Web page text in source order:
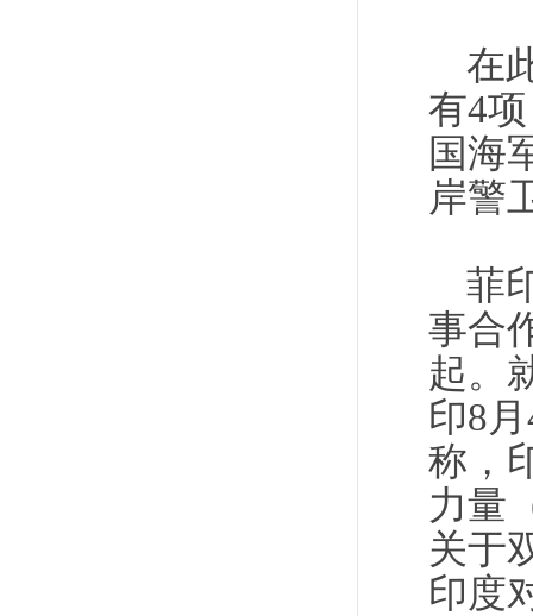
在
有4
国海
岸警
菲
事合
起。
印8
称，
力量
关于
印度